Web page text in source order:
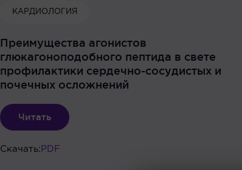
КАРДИОЛОГИЯ
Преимущества агонистов
глюкагоноподобного пептида в свете
профилактики сердечно-сосудистых и
почечных осложнений
Читать
Скачать: PDF